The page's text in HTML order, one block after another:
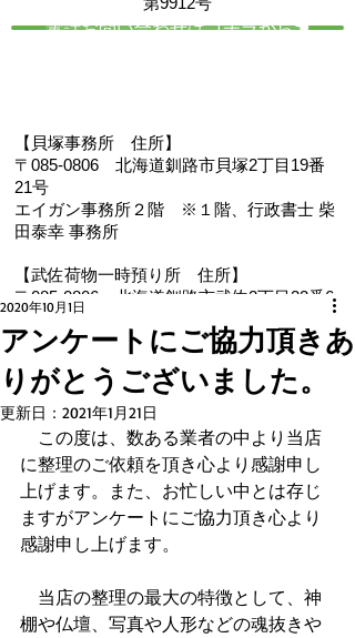
電話お問い合わせはコチラから☚
【貝塚事務所 住所】
〒085-0806 北海道釧路市貝塚2丁目19番
21号
エイガン事務所２階
※１階、 行政書士 柴
田泰幸 事務所
【武佐荷物一時預り所 住所】
〒085-0806 北海道釧路市武佐2丁目22番6
号
【電 話・FAX】 ０１５４－３５－０９８７
【メール】 eigan@ab.auone-net.jp
【営業時間】 ９：００～１８：００
【定休日】 日曜､祝日
【インボイス登録番号】T1810632866930
【氏名又は名称】早坂昭平
メールお問い合わせはコチラから ☚
アンケートにご協力頂きあ
りがとうございました。
2020年10月1日
更新日： 2021年1月21日
この度は、数ある業者の中より当店
に整理のご依頼を頂き心より感謝申し
上げます。
また、お忙しい中とは存じ
ますがアンケートにご協力頂き心より
感謝申し上げます。
当店の整理の最大の特徴として、神
棚や仏壇、写真や人形などの魂抜きや